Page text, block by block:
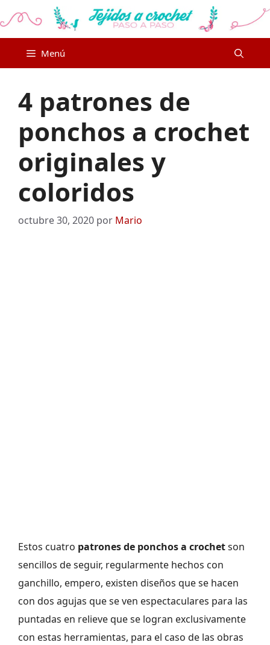
al
Menú
4 patrones de
ponchos a crochet
originales y
coloridos
octubre 30, 2020 por Mario
Estos cuatro patrones de ponchos a crochetson
sencillos de seguir, regularmente hechos con
ganchillo, empero, existen diseños que se hacen
con dos agujas que se ven espectaculares para las
puntadas en relieve que se logran exclusivamente
con estas herramientas, para el caso de las obras